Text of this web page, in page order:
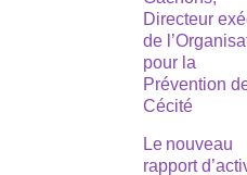
Directeur
de
pour la
Prévention
Cécité
Le nouveau
rapport